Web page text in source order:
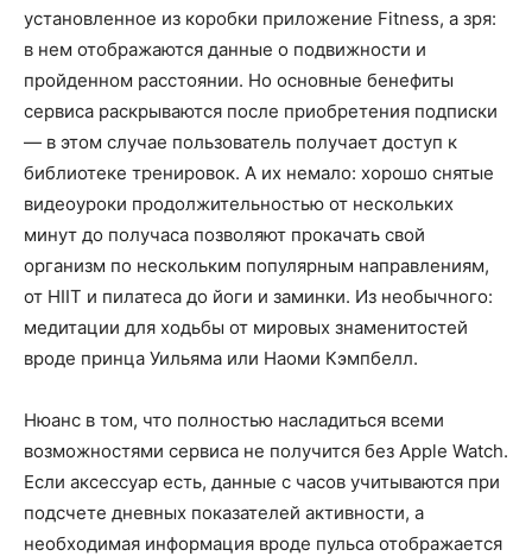
установленное из коробки приложение Fitness, а зря:
в нем отображаются данные о подвижности и
пройденном расстоянии. Но основные бенефиты
сервиса раскрываются после приобретения подписки
— в этом случае пользователь получает доступ к
библиотеке тренировок. А их немало: хорошо снятые
видеоуроки продолжительностью от нескольких
минут до получаса позволяют прокачать свой
организм по нескольким популярным направлениям,
от HIIT и пилатеса до йоги и заминки. Из необычного:
медитации для ходьбы от мировых знаменитостей
вроде принца Уильяма или Наоми Кэмпбелл.
Нюанс в том, что полностью насладиться всеми
возможностями сервиса не получится без Apple Watch.
Если аксессуар есть, данные с часов учитываются при
подсчете дневных показателей активности, а
необходимая информация вроде пульса отображается